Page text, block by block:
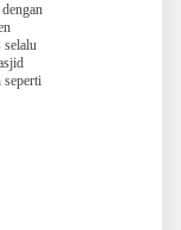
selalu
seperti